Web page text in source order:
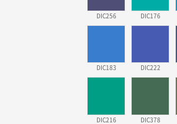
DIC256 DIC176
DIC183 DIC222
DIC216 DIC378